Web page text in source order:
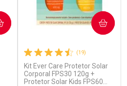
Ativar Desconto
Comprar sem Desconto
(19)
Kit Ever Care Protetor Solar
Corporal FPS30 120g +
Protetor Solar Kids FPS60
COMPRAR